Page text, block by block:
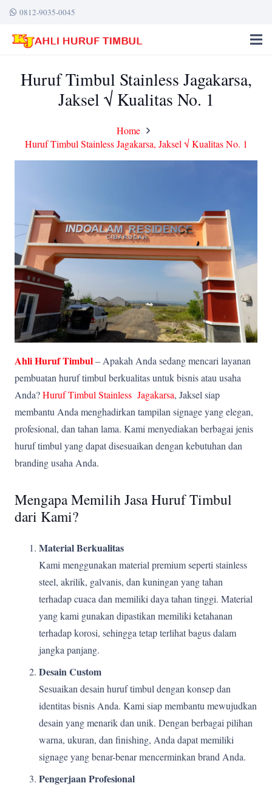
0812-9035-0045
Huruf Timbul Stainless Jagakarsa,
Jaksel √ Kualitas No. 1
Home
Huruf Timbul Stainless Jagakarsa, Jaksel √ Kualitas No. 1
Ahli Huruf Timbul– Apakah Anda sedang mencari layanan
pembuatan huruf timbul berkualitas untuk bisnis atau usaha
Anda?Huruf Timbul Stainless Jagakarsa, Jaksel siap
membantu Anda menghadirkan tampilan signage yang elegan,
profesional, dan tahan lama. Kami menyediakan berbagai jenis
huruf timbul yang dapat disesuaikan dengan kebutuhan dan
branding usaha Anda.
Mengapa Memilih Jasa Huruf Timbul
dari Kami?
Material Berkualitas
Kami menggunakan material premium seperti stainless
steel, akrilik, galvanis, dan kuningan yang tahan
terhadap cuaca dan memiliki daya tahan tinggi. Material
yang kami gunakan dipastikan memiliki ketahanan
terhadap korosi, sehingga tetap terlihat bagus dalam
jangka panjang.
Desain Custom
Sesuaikan desain huruf timbul dengan konsep dan
identitas bisnis Anda. Kami siap membantu mewujudkan
desain yang menarik dan unik. Dengan berbagai pilihan
warna, ukuran, dan finishing, Anda dapat memiliki
signage yang benar-benar mencerminkan brand Anda.
Pengerjaan Profesional